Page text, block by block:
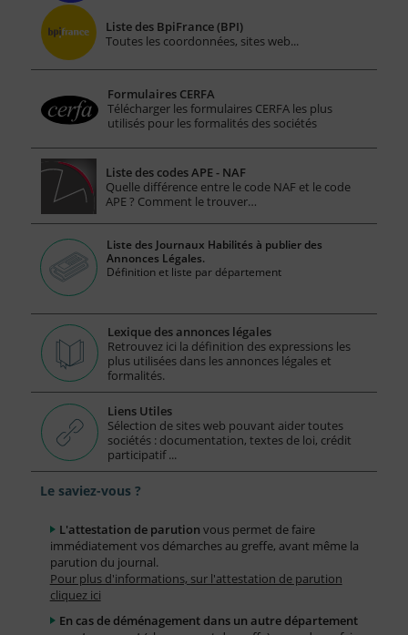
Liste des BpiFrance (BPI)
Toutes les coordonnées, sites web...
Formulaires CERFA
Télécharger les formulaires CERFA les plus
utilisés pour les formalités des sociétés
Liste des codes APE - NAF
Quelle différence entre le code NAF et le code
APE ? Comment le trouver…
Liste des Journaux Habilités à publier des
Annonces Légales.
Définition et liste par département
Lexique des annonces légales
Retrouvez ici la définition des expressions les
plus utilisées dans les annonces légales et
formalités.
Liens Utiles
Sélection de sites web pouvant aider toutes
sociétés : documentation, textes de loi, crédit
participatif ...
Le saviez-vous ?
L'attestation de parution vous permet de faire
immédiatement vos démarches au greffe, avant même la
parution du journal.
Pour plus d'informations, sur l'attestation de parution
cliquez ici
En cas de déménagement dans un autre département